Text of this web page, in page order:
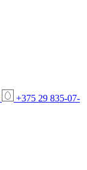
+375 29 835-07-